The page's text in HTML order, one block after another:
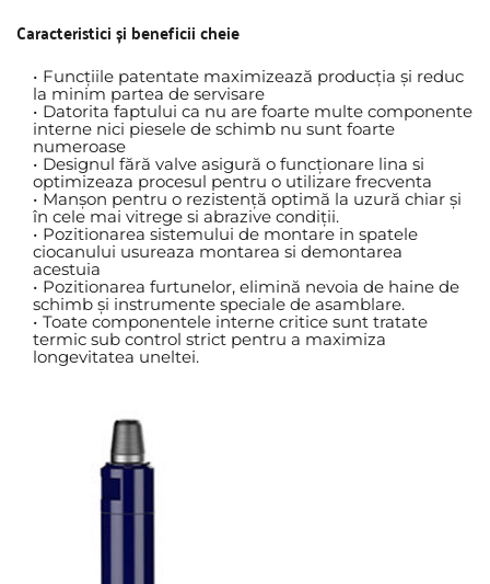
Caracteristici și beneficii cheie
Funcțiile patentate maximizează producția și reduc
la minim partea de servisare
Datorita faptului ca nu are foarte multe componente
interne nici piesele de schimb nu sunt foarte
numeroase
Designul fără valve asigură o funcționare lina si
optimizeaza procesul pentru o utilizare frecventa
Manșon pentru o rezistență optimă la uzură chiar și
în cele mai vitrege si abrazive condiții.
Pozitionarea sistemului de montare in spatele
ciocanului usureaza montarea si demontarea
acestuia
Pozitionarea furtunelor, elimină nevoia de haine de
schimb și instrumente speciale de asamblare.
Toate componentele interne critice sunt tratate
termic sub control strict pentru a maximiza
longevitatea uneltei.